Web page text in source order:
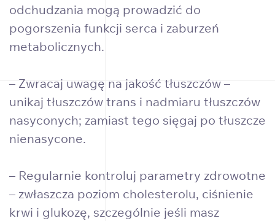
odchudzania mogą prowadzić do
pogorszenia funkcji serca i zaburzeń
metabolicznych.
– Zwracaj uwagę na jakość tłuszczów –
unikaj tłuszczów trans i nadmiaru tłuszczów
nasyconych; zamiast tego sięgaj po tłuszcze
nienasycone.
– Regularnie kontroluj parametry zdrowotne
– zwłaszcza poziom cholesterolu, ciśnienie
krwi i glukozę, szczególnie jeśli masz